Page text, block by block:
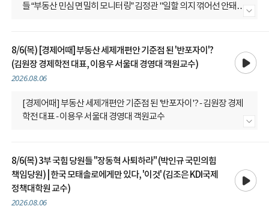
들 “부동산 민심 면밀히 모니터링” 김정관 "일할 의지 꺾어선 안돼...
주52시간 손봐야" 노사모 마지막 대표, 정청래에 경고장 美민주, 트
견하고 믿음직해" “광고 전화로 괴롭히면, 벌금 최대 6억원” 5년간
차에 갇혀 산 리트리버 구조 - 더 막내작가
8/6(목) [경제어때] 부동산 세제개편안 기준점 된 '반포자이'?
(김원장 경제학전 대표, 이용우 서울대 경영대 객원교수)
2026.08.06
[경제어때] 부동산 세제개편안 기준점 된 '반포자이'? - 김원장 경제
학전 대표 - 이용우 서울대 경영대 객원교수
8/6(목) 3부 국힘 당원들 "장동혁 사퇴하라" (박인규 국민의힘
책임당원) | 한국 모태솔로에게만 있다, '이것' (김조은 KDI국제
정책대학원 교수)
2026.08.06